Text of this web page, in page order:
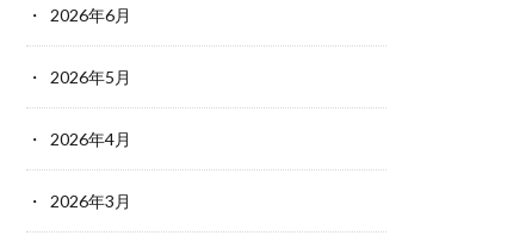
2026年6月
2026年5月
2026年4月
2026年3月